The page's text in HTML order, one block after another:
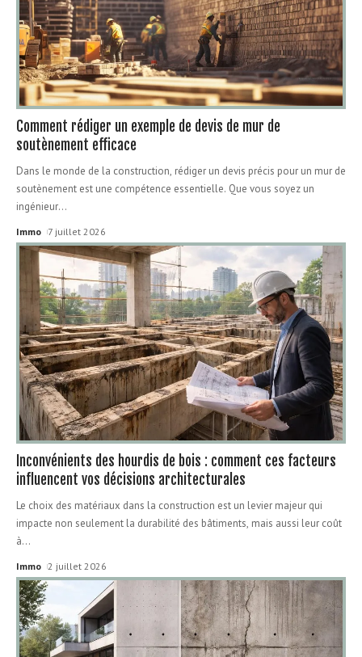
Comment rédiger un exemple de devis de mur de
soutènement efficace
Dans le monde de la construction, rédiger un devis précis pour un mur de
soutènement est une compétence essentielle. Que vous soyez un
ingénieur…
Immo 7 juillet 2026
Inconvénients des hourdis de bois : comment ces facteurs
influencent vos décisions architecturales
Le choix des matériaux dans la construction est un levier majeur qui
impacte non seulement la durabilité des bâtiments, mais aussi leur coût
à…
Immo 2 juillet 2026